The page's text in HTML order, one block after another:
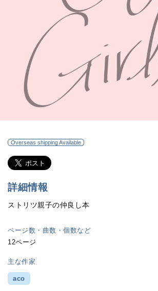
Overseas shipping Available
詳細情報
ストリツ親子の仲良し本
ページ数・曲数・個数など
12ページ
主な作家
aco